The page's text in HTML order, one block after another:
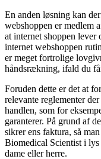
En anden løsning kan
webshoppen er medlem
at internet shoppen lever
internet webshoppen
er meget fortrolige
håndsrækning, ifald du
Foruden dette er det at
relevante reglementer
handlen, som for
garanterer. På grund af
sikrer ens faktura, så
Biomedical Scientist i
dame eller herre.